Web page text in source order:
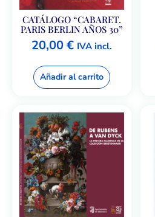
CATÁLOGO “CABARET.
PARIS BERLIN AÑOS 30”
20,00€ IVA incl.
Añadir al carrito